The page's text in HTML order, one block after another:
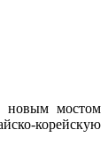
новым мостом
корейскую